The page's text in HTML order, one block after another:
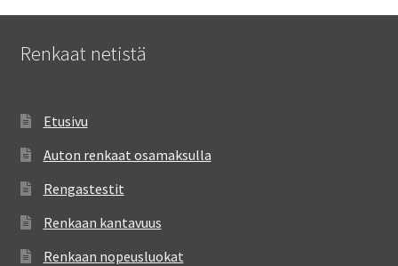
Renkaat netistä
Etusivu
Auton renkaat osamaksulla
Rengastestit
Renkaan kantavuus
Renkaan nopeusluokat